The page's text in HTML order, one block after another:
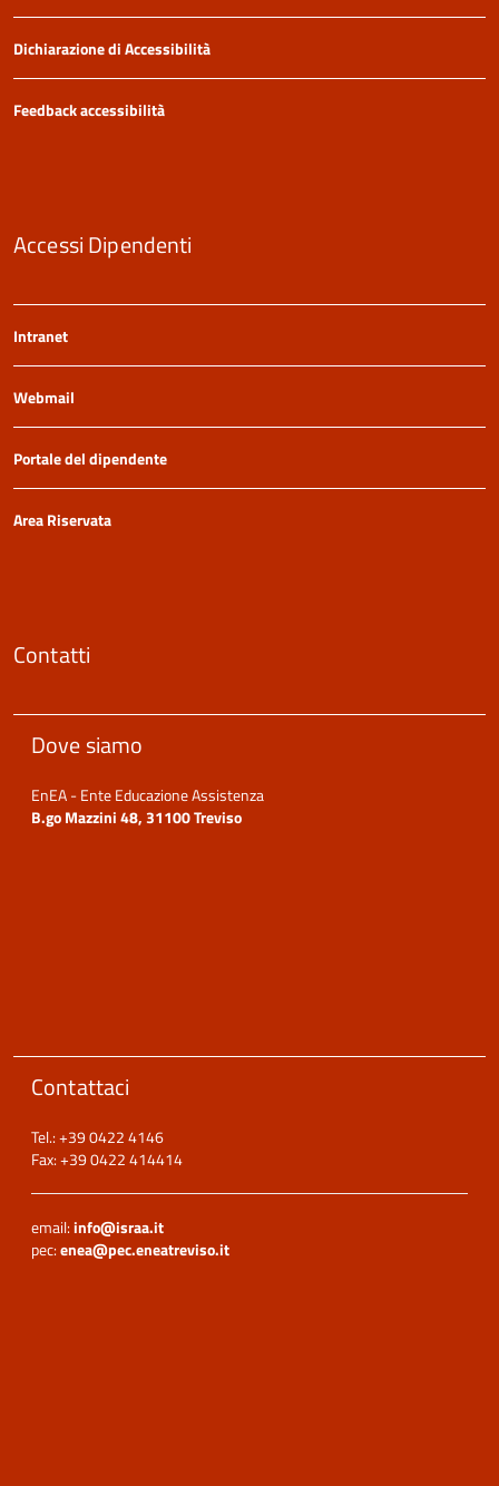
Dichiarazione di Accessibilità
Feedback accessibilità
Accessi Dipendenti
Intranet
Webmail
Portale del dipendente
Area Riservata
Contatti
Dove siamo
EnEA - Ente Educazione Assistenza
B.go Mazzini 48, 31100 Treviso
Contattaci
Tel.: +39 0422 4146
Fax: +39 0422 414414
email:info@israa.it
pec:enea@pec.eneatreviso.it